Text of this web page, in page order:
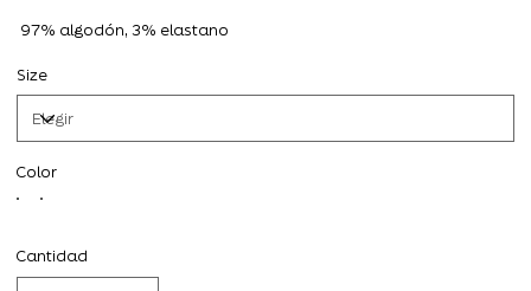
97% algodón, 3% elastano
Size
Color
Cantidad